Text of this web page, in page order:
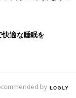
快適な睡眠を
by